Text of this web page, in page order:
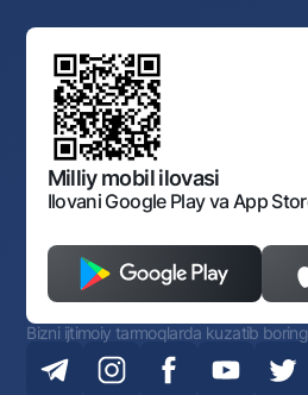
Aksilkorrupsiya
Korporativ uslub
Sayt haritasi
Ofis va bankomatlar
Shaxsiy ma'lumotlarni qayta
O‘zbekiston Tasviriy san’at
Standart shartnomalar
Normativ-huquqiy hujjatlar
Normativ huquqiy hujjatlar
O'zbekiston Respublikasi Tashqi
Bankining ish tartibi va rejimi
Ochiq ma'lumotlar
Monopoliyaga qarshi komplaens
Milliy mobil ilovasi
Ilovani Google Play va App
Bizni ijtimoiy tarmoqlarda kuzatib boring